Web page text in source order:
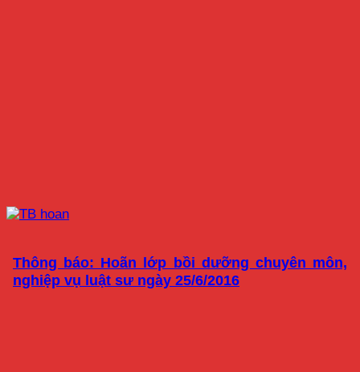
Thông báo: Hoãn lớp bồi dưỡng chuyên môn,
nghiệp vụ luật sư ngày 25/6/2016